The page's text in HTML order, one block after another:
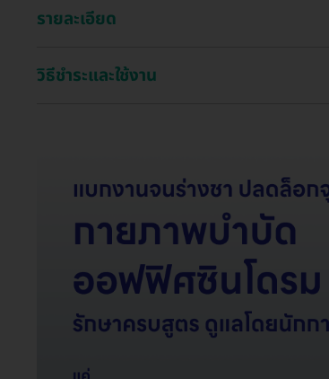
รายละเอียด
วิธีชำระและใช้งาน